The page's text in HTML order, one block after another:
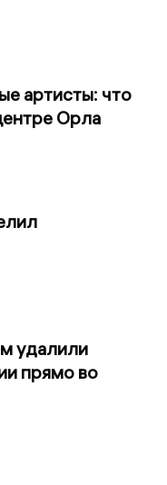
артисты: что
Орла
удалили
прямо во